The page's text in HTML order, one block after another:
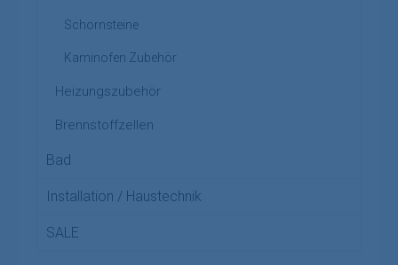
Schornsteine
Kaminofen Zubehör
Heizungszubehör
Brennstoffzellen
Bad
Installation / Haustechnik
SALE